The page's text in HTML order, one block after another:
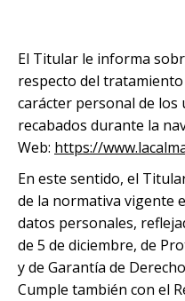
El Titular le informa
respecto del
carácter personal de
recabados durante la
Web: https://
En este sentido, el
de la normativa vigente
datos personales,
de 5 de diciembre, de
y de Garantía de
Cumple también con el